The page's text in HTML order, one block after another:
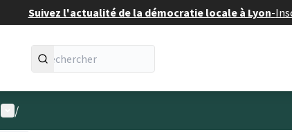
Suivez l'actualité de la démocratie locale à Lyon-
Menu utilisateur
/